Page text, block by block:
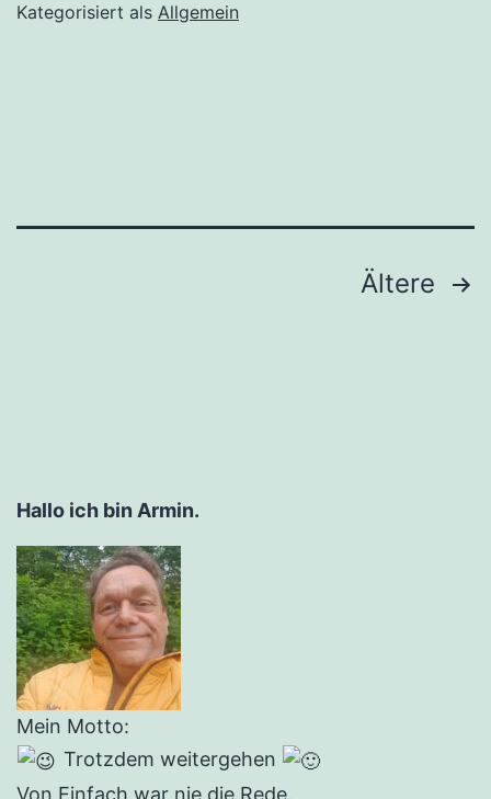
Kategorisiert als Allgemein
Seitennummerierung
Ältere
Hallo ich bin Armin.
Mein Motto:
Trotzdem weitergehen
Von Einfach war nie die Rede.